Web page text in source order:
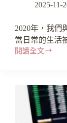
2025-11-
2020年，我們
當日常的生活
閱讀全文